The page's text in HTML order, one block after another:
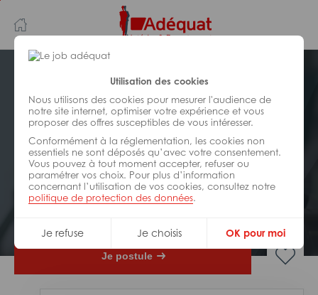
Utilisation des cookies
Nous utilisons des cookies pour mesurer l'audience de
notre site internet, optimiser votre expérience et vous
proposer des offres susceptibles de vous intéresser.
Conformément à la réglementation, les cookies non
essentiels ne sont déposés qu’avec votre consentement.
Vous pouvez à tout moment accepter, refuser ou
paramétrer vos choix. Pour plus d’information
concernant l’utilisation de vos cookies, consultez notre
politique de protection des données.
Je refuse Je choisis OK pour moi
au
contenu
principal
navigation
INDUSTRIE/FABRICATION/
TRANSFORMATION
Réf : 0RC-322501
Manutentionnaire H/F
Interim Orange
Je postule